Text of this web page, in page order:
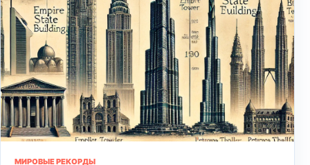
МИРОВЫЕ РЕКОРДЫ